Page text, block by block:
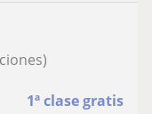
1ª clase gratis